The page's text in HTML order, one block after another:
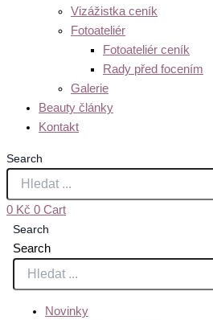
Vizážistka ceník
Fotoateliér
Fotoateliér ceník
Rady před focením
Galerie
Beauty články
Kontakt
Search
0 Kč 0 Cart
Search
Search
Novinky